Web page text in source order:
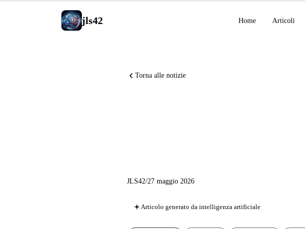
jls42 Home Articoli
Torna alle notizie
JLS42/27 maggio 2026
Articolo generato da intelligenza artificiale